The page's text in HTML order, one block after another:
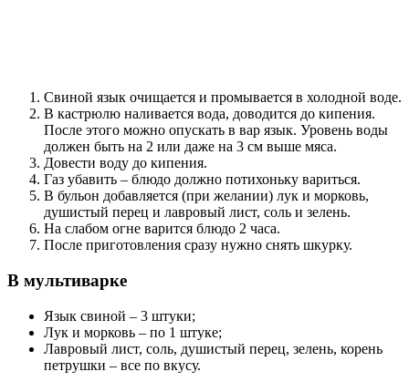
Свиной язык очищается и промывается в холодной воде.
В кастрюлю наливается вода, доводится до кипения.
После этого можно опускать в вар язык. Уровень воды
должен быть на 2 или даже на 3 см выше мяса.
Довести воду до кипения.
Газ убавить – блюдо должно потихоньку вариться.
В бульон добавляется (при желании) лук и морковь,
душистый перец и лавровый лист, соль и зелень.
На слабом огне варится блюдо 2 часа.
После приготовления сразу нужно снять шкурку.
В мультиварке
Язык свиной – 3 штуки;
Лук и морковь – по 1 штуке;
Лавровый лист, соль, душистый перец, зелень, корень
петрушки – все по вкусу.